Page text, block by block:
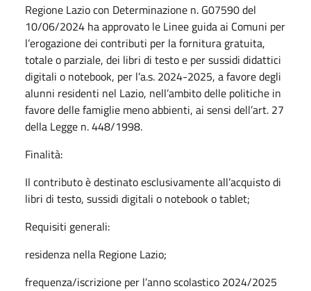
Regione Lazio con Determinazione n. G07590 del
10/06/2024 ha approvato le Linee guida ai Comuni per
l’erogazione dei contributi per la fornitura gratuita,
totale o parziale, dei libri di testo e per sussidi didattici
digitali o notebook, per l’a.s. 2024-2025, a favore degli
alunni residenti nel Lazio, nell’ambito delle politiche in
favore delle famiglie meno abbienti, ai sensi dell’art. 27
della Legge n. 448/1998.
Finalità:
Il contributo è destinato esclusivamente all’acquisto di
libri di testo, sussidi digitali o notebook o tablet;
Requisiti generali:
residenza nella Regione Lazio;
frequenza/iscrizione per l’anno scolastico 2024/2025